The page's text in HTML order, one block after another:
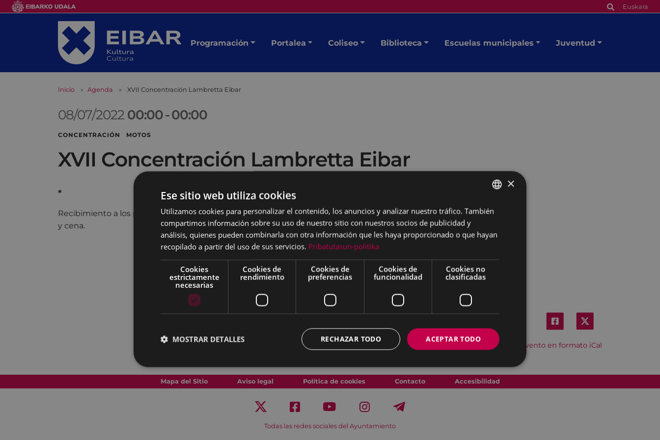
Euskara
Programación Portalea Coliseo Biblioteca Escuelas municipales Juventud
Inicio Agenda XVII Concentración Lambretta Eibar
08/07/2022 00:00-00:00
CONCENTRACIÓN MOTOS
XVII Concentración Lambretta Eibar
*
Descargar el evento en formato iCal
Recibimiento a los participantes venidos de fuera, asistencia
y cena.
Mapa del Sitio Aviso legal Política de cookies Contacto Accesibilidad
Todas las redes sociales del Ayuntamiento
BASQUE
×
Ese sitio web utiliza cookies
Utilizamos cookies para personalizar el contenido, los anuncios y analizar nuestro tráfico. También
compartimos información sobre su uso de nuestro sitio con nuestros socios de publicidad y
análisis, quienes pueden combinarla con otra información que les haya proporcionado o que hayan
recopilado a partir del uso de sus servicios. Pribatutasun-politika
Cookies
estrictamente
necesarias
Cookies de
rendimiento
Cookies de
preferencias
Cookies de
funcionalidad
Cookies no
clasificadas
ACEPTAR TODO
RECHAZAR TODO
MOSTRAR DETALLES